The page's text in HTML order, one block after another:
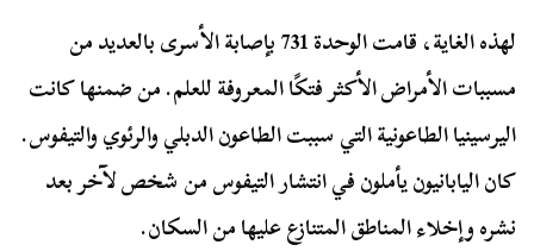
لهذه الغاية، قامت الوحدة 731 بإصابة الأسرى بالعديد من
مسببات الأمراض الأكثر فتكًا المعروفة للعلم. من ضمنها كانت
اليرسينيا الطاعونية التي سببت الطاعون الدبلي والرئوي والتيفوس.
كان اليابانيون يأملون في انتشار التيفوس من شخص لآخر بعد
نشره وإخلاء المناطق المتنازع عليها من السكان.